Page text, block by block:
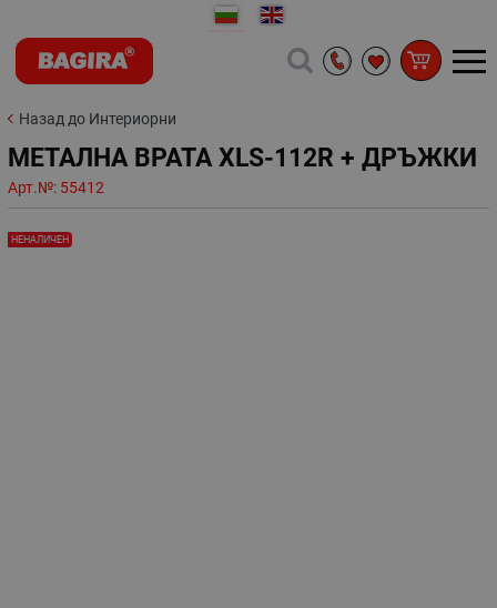
Назад до Интериорни
МЕТАЛНА ВРАТА XLS-112R + ДРЪЖКИ
Арт.№: 55412
НЕНАЛИЧЕН